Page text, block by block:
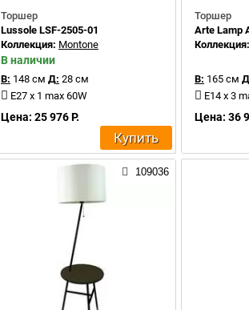
Торшер
Lussole LSF-2505-01
Коллекция: Montone
В наличии
В: 148 см Д: 28 см
E27 x 1 max 60W
Цена: 25 976 Р.
Купить
Торшер
Arte Lamp
Коллекция:
В: 165 см
E14 x 3
Цена: 36
109036